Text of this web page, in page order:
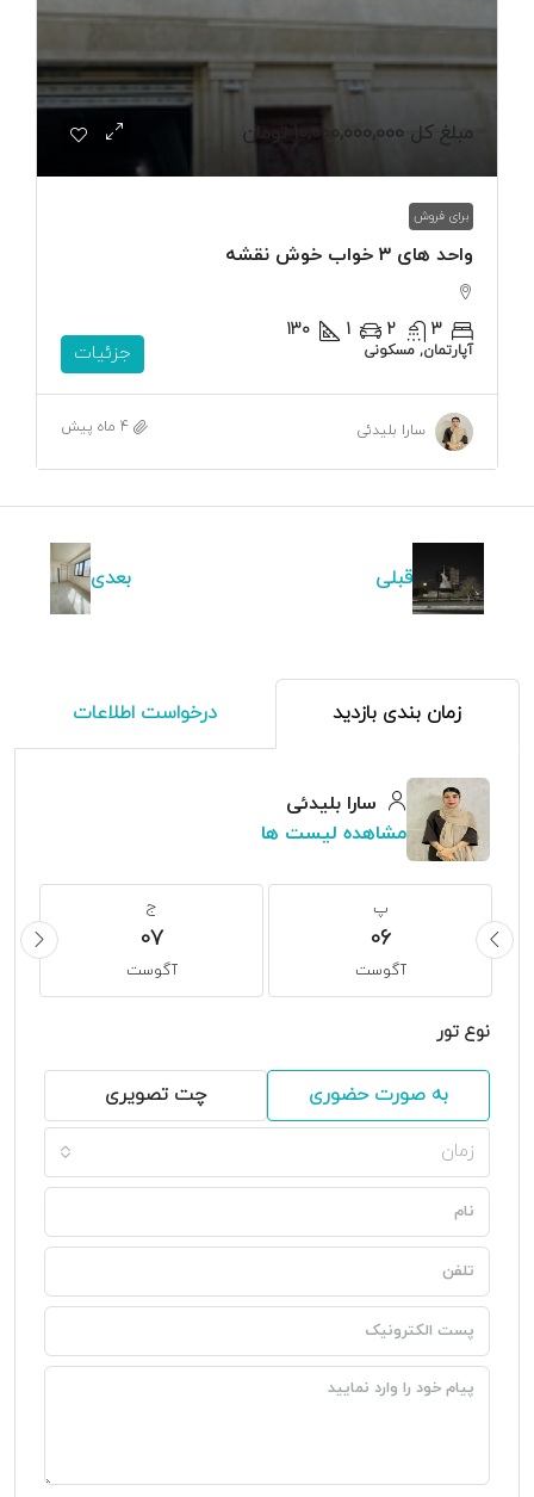
مبلغ کل 10,000,000,000 تومان
برای فروش
واحد های ۳ خواب خوش نقشه
3
2
1
130
آپارتمان, مسکونی جزئیات
سارا بلیدئی 4 ماه پیش
قبلی بعدی
زمان بندی بازدید درخواست اطلاعات
سارا بلیدئی
مشاهده لیست ها
پ
06
آگوست
ج
07
آگوست
نوع تور
به صورت حضوری چت تصویری
زمان